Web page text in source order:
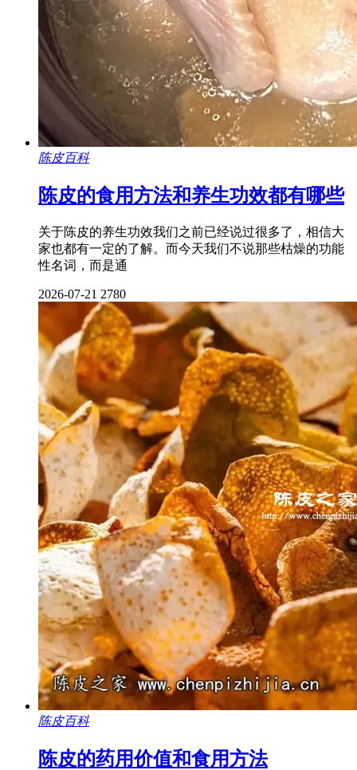
陈皮百科
陈皮的食用方法和养生功效都有哪些
关于陈皮的养生功效我们之前已经说过很多了，相信大
家也都有一定的了解。而今天我们不说那些枯燥的功能
性名词，而是通
2026-07-21 2780
陈皮百科
陈皮的药用价值和食用方法